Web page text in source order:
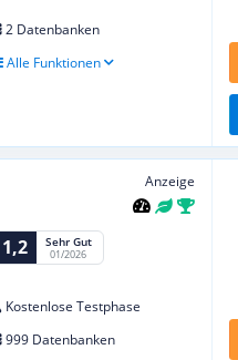
2 Datenbanken
Alle Funktionen
Anzeige
1,2 Sehr Gut
01/2026
Kostenlose Testphase
999 Datenbanken